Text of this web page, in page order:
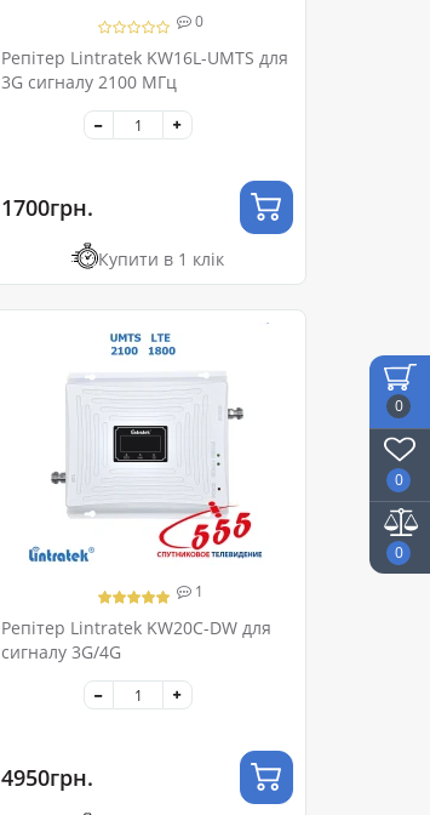
0
0
0
0
Репітер Lintratek KW16L-UMTS для
3G сигналу 2100 МГц
1700грн.
Купити в 1 клік
1
Репітер Lintratek KW20C-DW для
сигналу 3G/4G
4950грн.